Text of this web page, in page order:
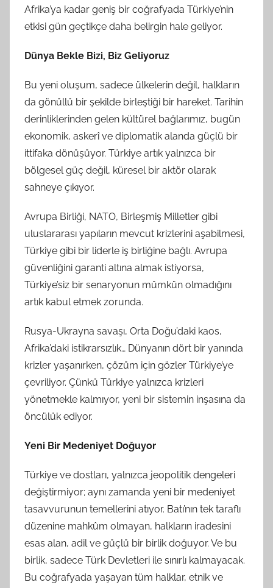
Afrika’ya kadar geniş bir coğrafyada Türkiye’nin
etkisi gün geçtikçe daha belirgin hale geliyor.
Dünya Bekle Bizi, Biz Geliyoruz
Bu yeni oluşum, sadece ülkelerin değil, halkların
da gönüllü bir şekilde birleştiği bir hareket. Tarihin
derinliklerinden gelen kültürel bağlarımız, bugün
ekonomik, askerî ve diplomatik alanda güçlü bir
ittifaka dönüşüyor. Türkiye artık yalnızca bir
bölgesel güç değil, küresel bir aktör olarak
sahneye çıkıyor.
Avrupa Birliği, NATO, Birleşmiş Milletler gibi
uluslararası yapıların mevcut krizlerini aşabilmesi,
Türkiye gibi bir liderle iş birliğine bağlı. Avrupa
güvenliğini garanti altına almak istiyorsa,
Türkiye’siz bir senaryonun mümkün olmadığını
artık kabul etmek zorunda.
Rusya-Ukrayna savaşı, Orta Doğu’daki kaos,
Afrika’daki istikrarsızlık… Dünyanın dört bir yanında
krizler yaşanırken, çözüm için gözler Türkiye’ye
çevriliyor. Çünkü Türkiye yalnızca krizleri
yönetmekle kalmıyor, yeni bir sistemin inşasına da
öncülük ediyor.
Yeni Bir Medeniyet Doğuyor
Türkiye ve dostları, yalnızca jeopolitik dengeleri
değiştirmiyor; aynı zamanda yeni bir medeniyet
tasavvurunun temellerini atıyor. Batı’nın tek taraflı
düzenine mahkûm olmayan, halkların iradesini
esas alan, adil ve güçlü bir birlik doğuyor. Ve bu
birlik, sadece Türk Devletleri ile sınırlı kalmayacak.
Bu coğrafyada yaşayan tüm halklar, etnik ve